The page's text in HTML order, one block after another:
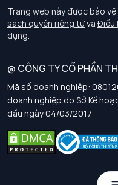
Chính sách bảo vệ dữ liệu cá
Chính sách thanh toán, giao
Chính sách chất lượng và
Chính sách đơn đồng phục
Hướng dẫn chọn kích thước
Tuyển dụng
Trang web này được bảo
sách quyền riêng tưvà Điều
dụng.
@ CÔNG TY CỔ PHẦN
Mã số doanh nghiệp:
doanh nghiệp do Sở Kế
đầu ngày 04/03/2017